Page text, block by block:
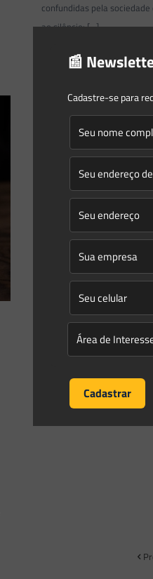
confundidas pela
ao silêncio:[…]
Saes Advogadoson
A
ambientais e o
entrevista com
Pedrini
Isabella Dabrowski Pedrini
Concluiu em 2022 o seu
[…]
📰
Cadastre-se para